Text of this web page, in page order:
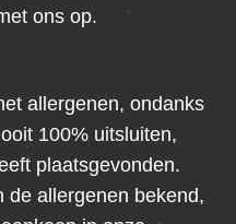
ons op.
allergenen, ondanks
100% uitsluiten,
plaatsgevonden.
de allergenen bekend,